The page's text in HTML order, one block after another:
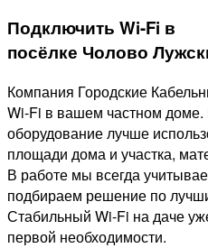
Подключить Wi-Fi в
посёлке Чолово
Компания Городские
Wi-Fi в вашем частном
оборудование лучше
площади дома и участка,
В работе мы всегда
подбираем решение по
Стабильный Wi-Fi на даче
первой необходимости.